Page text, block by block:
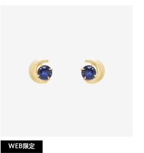
WEB限定